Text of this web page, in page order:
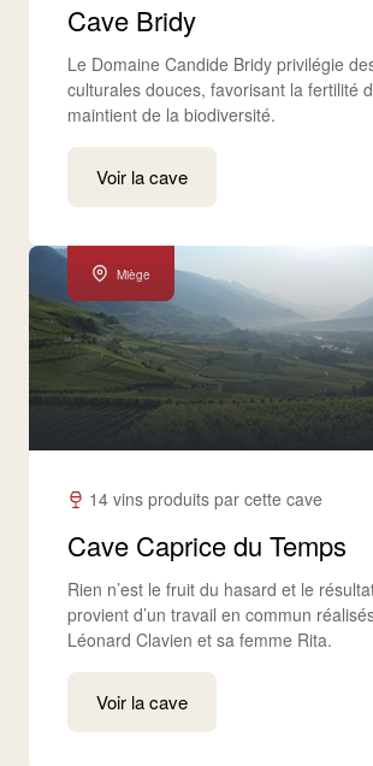
Cave Bridy
Le Domaine Candide Bridy privilégie
culturales douces, favorisant la fertilité
maintient de la biodiversité.​
Voir la cave
Miège
14 vins produits par cette cave
Cave Caprice du Temps
Rien n’est le fruit du hasard et le
provient d’un travail en commun
Léonard Clavien et sa femme Rita.
Voir la cave